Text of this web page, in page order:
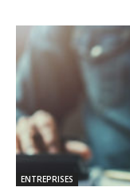
ENTREPRISES